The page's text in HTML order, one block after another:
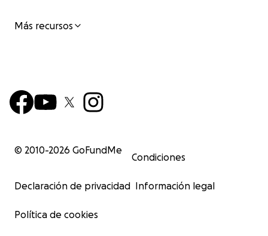
Más recursos
© 2010-2026 GoFundMe
Condiciones
Declaración de privacidad Información legal
Política de cookies